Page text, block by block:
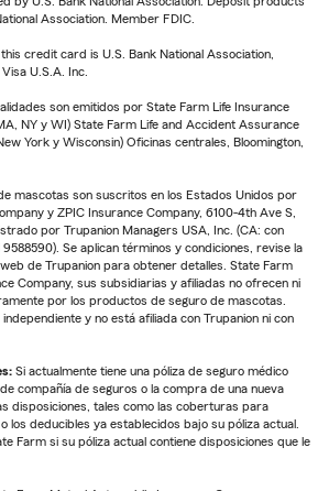
Association. Member FDIC.
credit card is U.S. Bank National Association,
U.S.A. Inc.
son emitidos por State Farm Life Insurance
NY y WI) State Farm Life and Accident Assurance
York y Wisconsin) Oficinas centrales, Bloomington,
mascotas son suscritos en los Estados Unidos por
y ZPIC Insurance Company, 6100-4th Ave S,
por Trupanion Managers USA, Inc. (CA: con
9588590). Se aplican términos y condiciones, revise la
de Trupanion para obtener detalles. State Farm
Company, sus subsidiarias y afiliadas no ofrecen ni
por los productos de seguro de mascotas.
y no está afiliada con Trupanion ni con
Si actualmente tiene una póliza de seguro médico
compañía de seguros o la compra de una nueva
disposiciones, tales como las coberturas para
los deducibles ya establecidos bajo su póliza actual.
Farm si su póliza actual contiene disposiciones que le